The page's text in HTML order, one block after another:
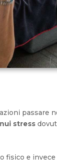
stress
fisico e invece